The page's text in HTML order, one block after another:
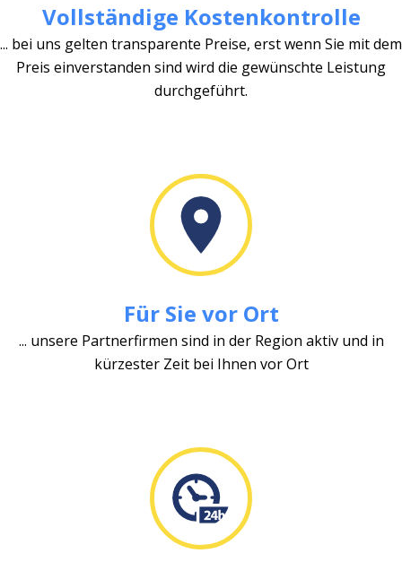
Vollständige Kostenkontrolle
... bei uns gelten transparente Preise, erst wenn Sie mit dem
Preis einverstanden sind wird die gewünschte Leistung
durchgeführt.
Für Sie vor Ort
... unsere Partnerfirmen sind in der Region aktiv und in
kürzester Zeit bei Ihnen vor Ort